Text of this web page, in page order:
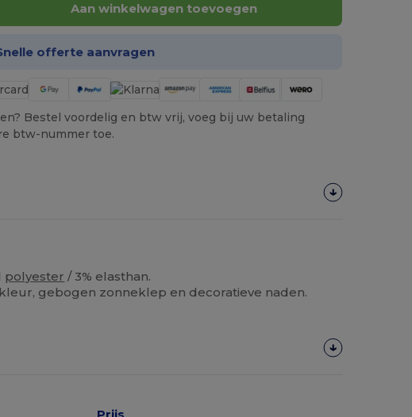
Aan winkelwagen toevoegen
offerte aanvragen
Bestel voordelig en btw vrij, voeg bij uw betaling
btw-nummer toe.
polyester / 3% elasthan.
gebogen zonneklep en decoratieve naden.